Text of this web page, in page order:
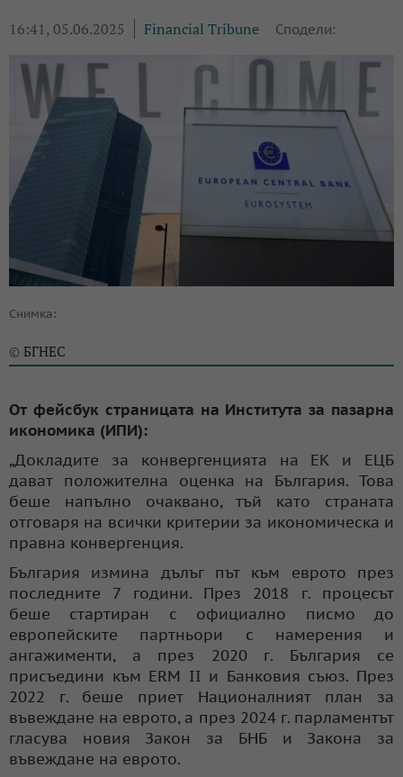
16:41, 05.06.2025 Financial Tribune Сподели:
Снимка:
© БГНЕС
От фейсбук страницата на Института за пазарна
икономика (ИПИ):
„Докладите за конвергенцията на ЕК и ЕЦБ
дават положителна оценка на България. Това
беше напълно очаквано, тъй като страната
отговаря на всички критерии за икономическа и
правна конвергенция.
България измина дълъг път към еврото през
последните 7 години. През 2018 г. процесът
беше стартиран с официално писмо до
европейските партньори с намерения и
ангажименти, а през 2020 г. България се
присъедини към ERM II и Банковия съюз. През
2022 г. беше приет Националният план за
въвеждане на еврото, а през 2024 г. парламентът
гласува новия Закон за БНБ и Закона за
въвеждане на еврото.